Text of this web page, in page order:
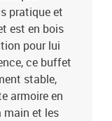
45 cm (l x P x
et 2 portes
pratique et
est en bois
pour lui
ce buffet
stable,
armoire en
main et les